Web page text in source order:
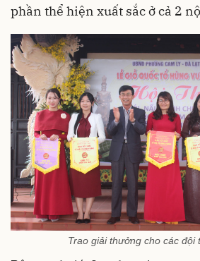
phần thể hiện xuất sắc ở cả 2
Trao giải thưởng cho các đội